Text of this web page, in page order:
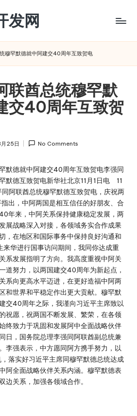
发网
穆罕默德就中阿建交40周年互致贺电
联酋总统穆罕默
交40周年互致贺
25日 No Comments
默德就中阿建交40周年互致贺电李强同
默德互致贺电新华社北京11月1日电 11
同阿联酋总统穆罕默德互致贺电，庆祝两
出，中阿两国是相互信任的好朋友、合
年来，中阿关系保持健康稳定发展，两
展战略深入对接，各领域务实合作成果
，在地区和国际事务中保持良好沟通和
华进行国事访问期间，我同你达成重
系发展指明了方向。我高度重视中阿关
道努力，以两国建交40周年为新起点，
系向更高水平迈进，在更好造福中阿两
和世界和平稳定作出更大贡献。穆罕默
交40周年之际，我谨向习近平主席致以
祝愿，祝两国不断发展、繁荣，在各领
终致力于巩固和发展阿中全面战略伙伴
日，国务院总理李强同阿联酋副总统兼
李强表示，中方愿同阿方携手努力，以
落实好习近平主席同穆罕默德总统达成
阿全面战略伙伴关系内涵。穆罕默德表
边关系，加强各领域合作。